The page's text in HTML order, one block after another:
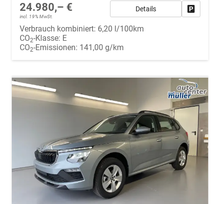
24.980,– €
incl. 19% MwSt.
Details
Verbrauch kombiniert: 6,20 l/100km
CO2-Klasse: E
CO2-Emissionen: 141,00 g/km